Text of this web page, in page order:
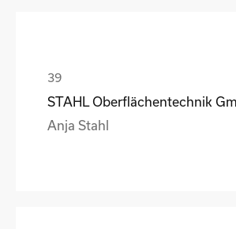
STAHL Oberflächentechnik
Anja Stahl